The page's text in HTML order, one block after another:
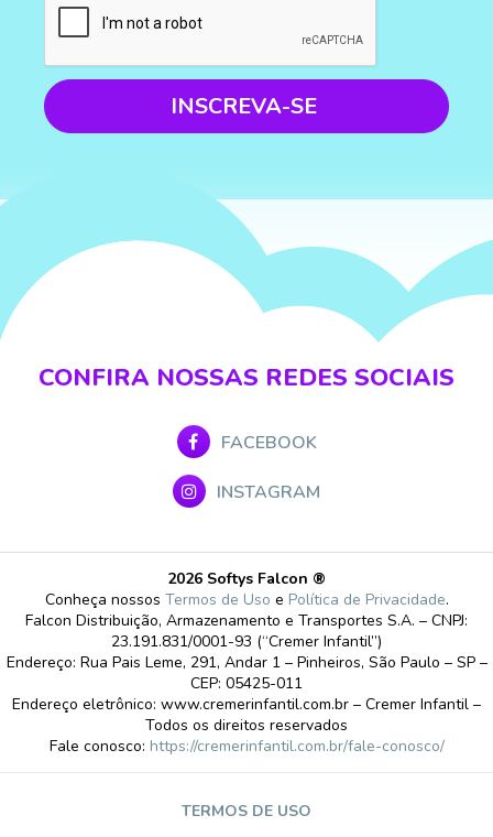
CONFIRA NOSSAS REDES SOCIAIS
FACEBOOK
INSTAGRAM
2026 Softys Falcon ®
Conheça nossos Termos de Uso e Política de Privacidade.
Falcon Distribuição, Armazenamento e Transportes S.A. – CNPJ:
23.191.831/0001-93 (“Cremer Infantil”)
Endereço: Rua Pais Leme, 291, Andar 1 – Pinheiros, São Paulo – SP –
CEP: 05425-011
Endereço eletrônico: www.cremerinfantil.com.br – Cremer Infantil –
Todos os direitos reservados
Fale conosco: https://cremerinfantil.com.br/fale-conosco/
TERMOS DE USO